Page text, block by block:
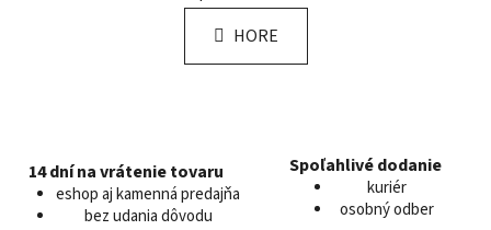
l
á
d
n
k
HORE
14 dní na vrátenie tovaru
eshop aj kamenná predajňa
bez udania dôvodu
Spoľahlivé dodanie
kuriér
osobný odber